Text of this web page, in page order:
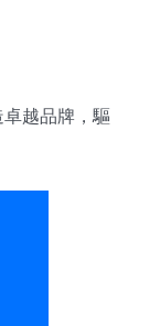
越品牌，驅